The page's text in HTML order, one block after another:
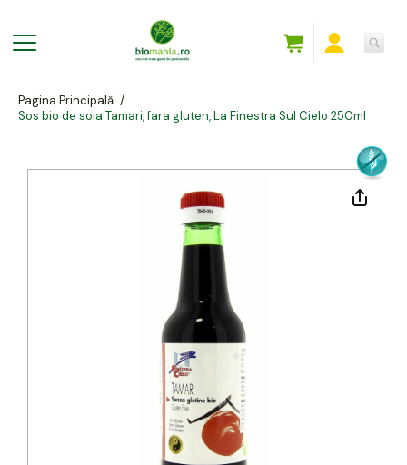
Pagina Principală /
Sos bio de soia Tamari, fara gluten, La Finestra Sul Cielo 250ml